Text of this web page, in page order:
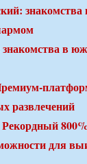
знакомства
в
развлечений
для